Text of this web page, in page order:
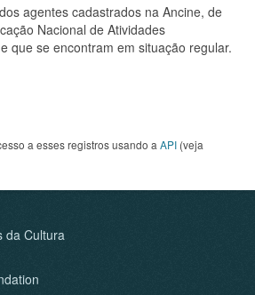
agentes cadastrados na Ancine, de
Nacional de Atividades
que se encontram em situação regular.
a esses registros usando a API (veja
da Cultura